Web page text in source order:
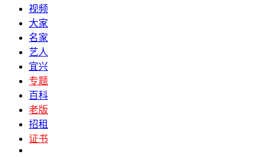
视频
大家
名家
艺人
宜兴
专题
百科
老版
招租
证书